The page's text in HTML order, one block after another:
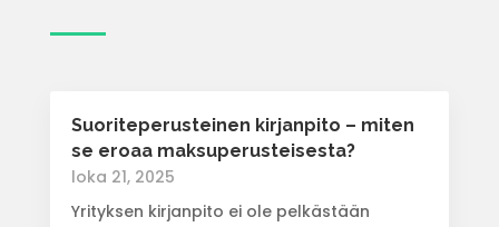
Suoriteperusteinen kirjanpito – miten
se eroaa maksuperusteisesta?
loka 21, 2025
Yrityksen kirjanpito ei ole pelkästään